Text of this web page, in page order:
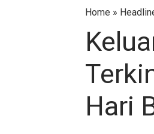
Home »
Hari